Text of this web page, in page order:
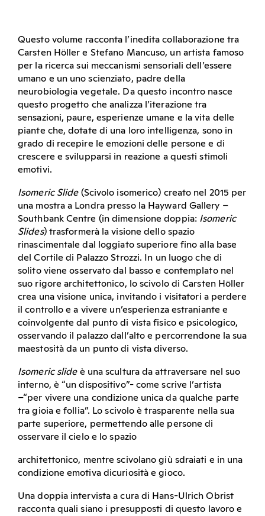
Questo volume racconta l’inedita collaborazione tra
Carsten Höller e Stefano Mancuso, un artista famoso
per la ricerca sui meccanismi sensoriali dell’essere
umano e un uno scienziato, padre della
neurobiologia vegetale. Da questo incontro nasce
questo progetto che analizza l’iterazione tra
sensazioni, paure, esperienze umane e la vita delle
piante che, dotate di una loro intelligenza, sono in
grado di recepire le emozioni delle persone e di
crescere e svilupparsi in reazione a questi stimoli
emotivi.
Isomeric Slide (Scivolo isomerico) creato nel 2015 per
una mostra a Londra presso la Hayward Gallery –
Southbank Centre (in dimensione doppia: Isomeric
Slides) trasformerà la visione dello spazio
rinascimentale dal loggiato superiore fino alla base
del Cortile di Palazzo Strozzi. In un luogo che di
solito viene osservato dal basso e contemplato nel
suo rigore architettonico, lo scivolo di Carsten Höller
crea una visione unica, invitando i visitatori a perdere
il controllo e a vivere un’esperienza estraniante e
coinvolgente dal punto di vista fisico e psicologico,
osservando il palazzo dall’alto e percorrendone la sua
maestosità da un punto di vista diverso.
Isomeric slide è una scultura da attraversare nel suo
interno, è “un dispositivo”- come scrive l’artista
–“per vivere una condizione unica da qualche parte
tra gioia e follia”. Lo scivolo è trasparente nella sua
parte superiore, permettendo alle persone di
osservare il cielo e lo spazio
architettonico, mentre scivolano giù sdraiati e in una
condizione emotiva dicuriosità e gioco.
Una doppia intervista a cura di Hans-Ulrich Obrist
racconta quali siano i presupposti di questo lavoro e